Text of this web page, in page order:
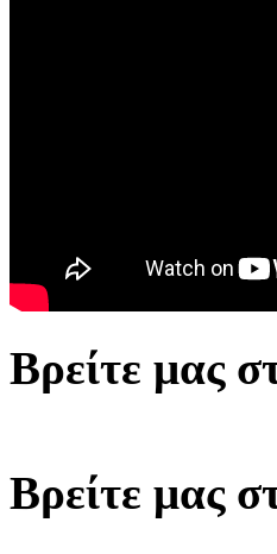
Βρείτε μας
Βρείτε μας